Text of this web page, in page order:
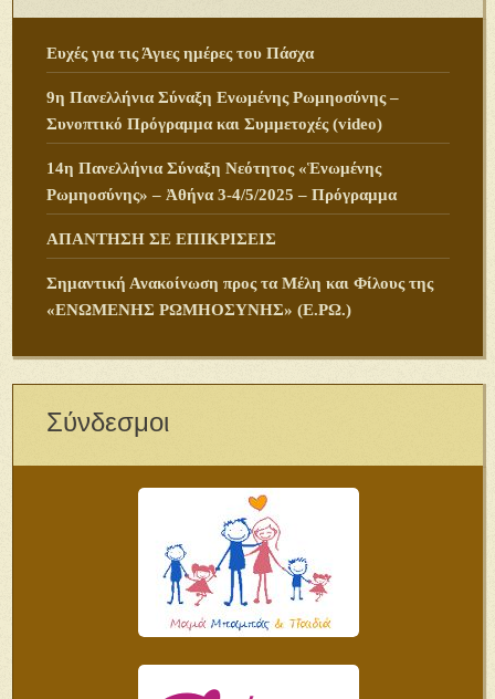
Ευχές για τις Άγιες ημέρες του Πάσχα
9η Πανελλήνια Σύναξη Ενωμένης Ρωμηοσύνης –
Συνοπτικό Πρόγραμμα και Συμμετοχές (video)
14η Πανελλήνια Σύναξη Νεότητος «Ἑνωμένης
Ρωμηοσύνης» – Ἀθήνα 3-4/5/2025 – Πρόγραμμα
ΑΠΑΝΤΗΣΗ ΣΕ ΕΠΙΚΡΙΣΕΙΣ
Σημαντική Ανακοίνωση προς τα Μέλη και Φίλους της
«ΕΝΩΜΕΝΗΣ ΡΩΜΗΟΣΥΝΗΣ» (Ε.ΡΩ.)
Σύνδεσμοι